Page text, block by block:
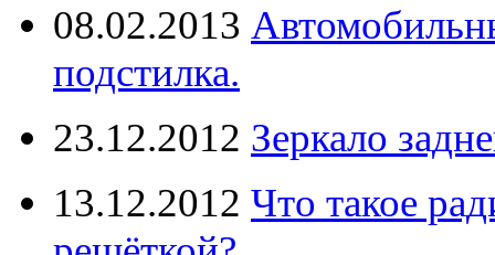
08.02.2013
подстилка.
23.12.2012 Зеркало
13.12.2012 Что такое